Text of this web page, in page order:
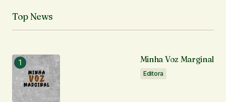
Notifique-me sobre novas publicações por e-mail.
Enviar comentário
Top News
Minha Voz Marginal
Editora